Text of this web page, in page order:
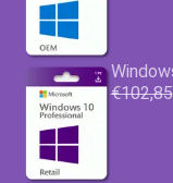
€102,85